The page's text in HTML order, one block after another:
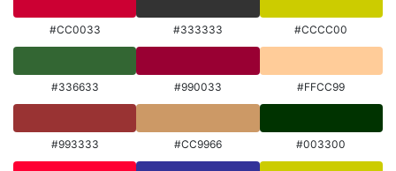
#CC0033 #333333 #CCCC00
#336633 #990033 #FFCC99
#993333 #CC9966 #003300